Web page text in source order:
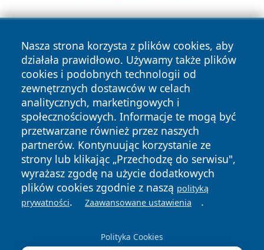
Nasza strona korzysta z plików cookies, aby
działała prawidłowo. Używamy także plików
cookies i podobnych technologii od
zewnętrznych dostawców w celach
analitycznych, marketingowych i
społecznościowych. Informacje te mogą być
przetwarzane również przez naszych
partnerów. Kontynuując korzystanie ze
strony lub klikając „Przechodzę do serwisu",
wyrażasz zgodę na użycie dodatkowych
plików cookies zgodnie z naszą polityką
prywatności. Zaawansowane ustawienia .
Polityka Cookies
Copyright © 2026 olkuszonline.pl Wszystkie prawa
zastrzeżone.
News Autorzy
Polityka
Prywatności
Polityka
Cookies